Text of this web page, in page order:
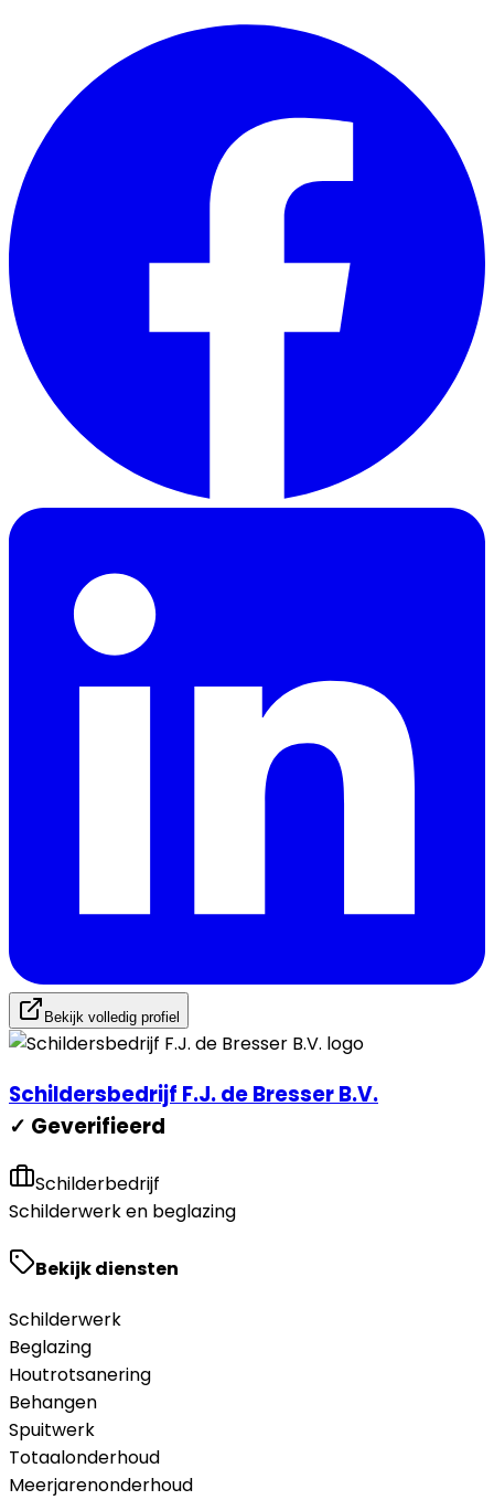
Bekijk volledig profiel
Schildersbedrijf F.J. de Bresser B.V.
✓ Geverifieerd
Schilderbedrijf
Schilderwerk en beglazing
Bekijk diensten
Schilderwerk
Beglazing
Houtrotsanering
Behangen
Spuitwerk
Totaalonderhoud
Meerjarenonderhoud